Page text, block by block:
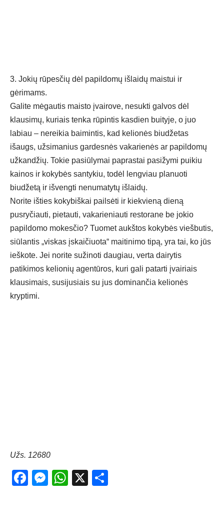
3. Jokių rūpesčių dėl papildomų išlaidų maistui ir
gėrimams.
Galite mėgautis maisto įvairove, nesukti galvos dėl
klausimų, kuriais tenka rūpintis kasdien buityje, o juo
labiau – nereikia baimintis, kad kelionės biudžetas
išaugs, užsimanius gardesnės vakarienės ar papildomų
užkandžių. Tokie pasiūlymai paprastai pasižymi puikiu
kainos ir kokybės santykiu, todėl lengviau planuoti
biudžetą ir išvengti nenumatytų išlaidų.
Norite išties kokybiškai pailsėti ir kiekvieną dieną
pusryčiauti, pietauti, vakarieniauti restorane be jokio
papildomo mokesčio? Tuomet aukštos kokybės viešbutis,
siūlantis „viskas įskaičiuota“ maitinimo tipą, yra tai, ko jūs
ieškote. Jei norite sužinoti daugiau, verta dairytis
patikimos kelionių agentūros, kuri gali patarti įvairiais
klausimais, susijusiais su jus dominančia kelionės
kryptimi.
Užs. 12680
Facebook
Messenger
WhatsApp
X